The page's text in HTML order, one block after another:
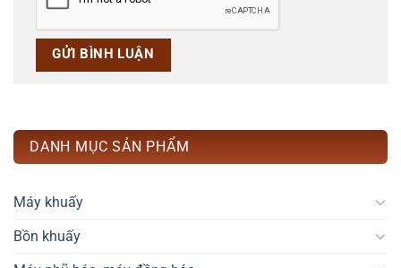
DANH MỤC SẢN PHẨM
Máy khuấy
Bồn khuấy